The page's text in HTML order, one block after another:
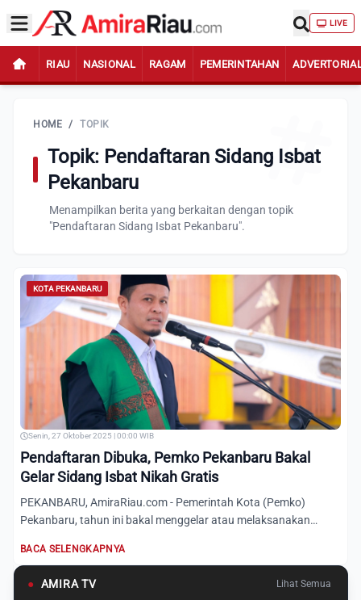
LIVE
RIAU NASIONAL RAGAM PEMERINTAHAN
HOME / TOPIK
Topik: Pendaftaran Sidang Isbat
Pekanbaru
Menampilkan berita yang berkaitan dengan topik
"Pendaftaran Sidang Isbat Pekanbaru".
KOTA PEKANBARU
Senin, 27 Oktober 2025 | 00:00 WIB
Pendaftaran Dibuka, Pemko Pekanbaru Bakal
Gelar Sidang Isbat Nikah Gratis
PEKANBARU, AmiraRiau.com - Pemerintah Kota (Pemko)
Pekanbaru, tahun ini bakal menggelar atau melaksanakan
BACA SELENGKAPNYA
● AMIRA TV Lihat Semua